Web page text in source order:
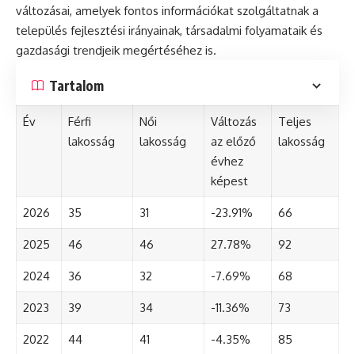
változásai, amelyek fontos információkat szolgáltatnak a
település fejlesztési irányainak, társadalmi folyamataik és
gazdasági trendjeik megértéséhez is.
Tartalom
Év
Férfi
lakosság
Női
lakosság
Változás
az előző
évhez
képest
Teljes
lakosság
2026 35 31 -23.91% 66
2025 46 46 27.78% 92
2024 36 32 -7.69% 68
2023 39 34 -11.36% 73
2022 44 41 -4.35% 85